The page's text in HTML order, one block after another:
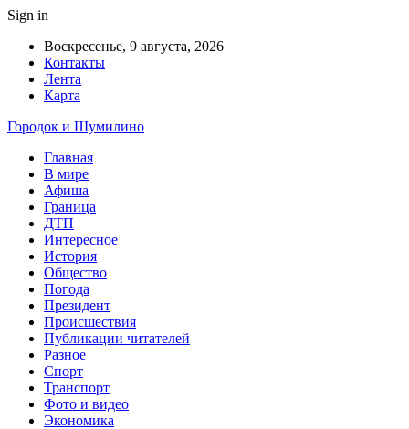
Sign in
Воскресенье, 9 августа, 2026
Контакты
Лента
Карта
Городок и Шумилино
Главная
В мире
Афиша
Граница
ДТП
Интересное
История
Общество
Погода
Президент
Происшествия
Публикации читателей
Разное
Спорт
Транспорт
Фото и видео
Экономика